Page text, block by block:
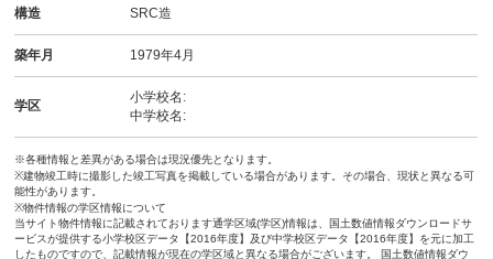
構造 SRC造
築年月 1979年4月
学区
小学校名:
中学校名:
※各種情報と差異がある場合は現況優先となります。
※建物竣工時に撮影した竣工写真を掲載している場合があります。その場合、現状と異なる可
能性があります。
※物件情報の学区情報について
当サイト物件情報に記載されております通学区域(学区)情報は、国土数値情報ダウンロードサ
ービスが提供する小学校区データ【2016年度】及び中学校区データ【2016年度】を元に加工
したものですので、記載情報が現在の学区域と異なる場合がございます。 国土数値情報ダウ